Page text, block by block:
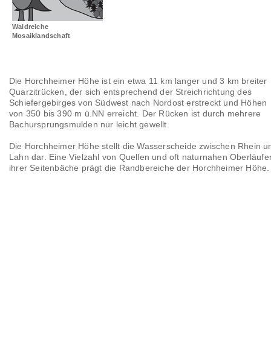
Glossar
Waldreiche
Mosaiklandschaft
Die Horchheimer Höhe ist ein etwa 11 km langer und 3 km breiter
Quarzitrücken, der sich entsprechend der Streichrichtung des
Schiefergebirges von Südwest nach Nordost erstreckt und Höhen
von 350 bis 390 m ü.NN erreicht. Der Rücken ist durch mehrere
Bachursprungsmulden nur leicht gewellt.
Die Horchheimer Höhe stellt die Wasserscheide zwischen Rhein
Lahn dar. Eine Vielzahl von Quellen und oft naturnahen
ihrer Seitenbäche prägt die Randbereiche der Horchheimer Höhe.